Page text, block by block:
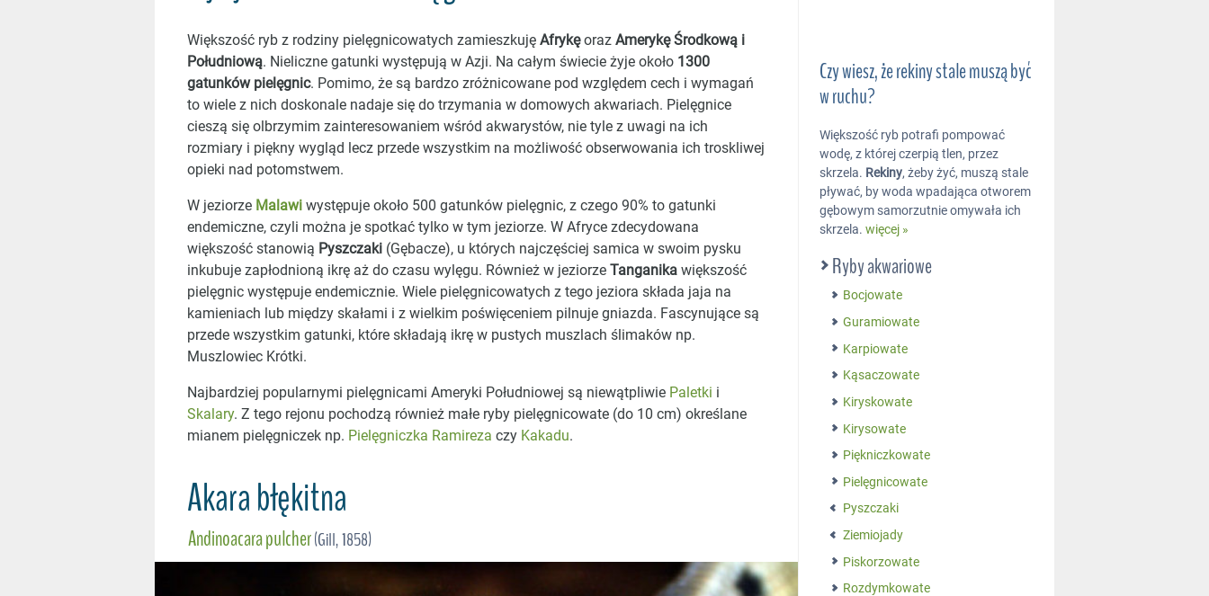
Większość ryb z rodziny pielęgnicowatych zamieszkuję Afrykęoraz Amerykę Środkową i
Południową. Nieliczne gatunki występują w Azji. Na całym świecie żyje około1300
gatunków pielęgnic. Pomimo, że są bardzo zróżnicowane pod względem cech i wymagań
to wiele z nich doskonale nadaje się do trzymania w domowych akwariach. Pielęgnice
cieszą się olbrzymim zainteresowaniem wśród akwarystów, nie tyle z uwagi na ich
rozmiary i piękny wygląd lecz przede wszystkim na możliwość obserwowania ich troskliwej
opieki nad potomstwem.
W jeziorze Malawiwystępuje około 500 gatunków pielęgnic, z czego 90% to gatunki
endemiczne, czyli można je spotkać tylko w tym jeziorze. W Afryce zdecydowana
większość stanowią Pyszczaki(Gębacze), u których najczęściej samica w swoim pysku
inkubuje zapłodnioną ikrę aż do czasu wylęgu. Również w jeziorze Tanganikawiększość
pielęgnic występuje endemicznie. Wiele pielęgnicowatych z tego jeziora składa jaja na
kamieniach lub między skałami i z wielkim poświęceniem pilnuje gniazda. Fascynujące są
przede wszystkim gatunki, które składają ikrę w pustych muszlach ślimaków np.
Muszlowiec Krótki.
Najbardziej popularnymi pielęgnicami Ameryki Południowej są niewątpliwie Paletki i
Skalary. Z tego rejonu pochodzą również małe ryby pielęgnicowate (do 10 cm) określane
mianem pielęgniczek np. Pielęgniczka Ramireza czy Kakadu.
Akara błękitna
Andinoacara pulcher(Gill, 1858)
Czy wiesz, że rekiny stale muszą być
w ruchu?
Większość ryb potrafi pompować
wodę, z której czerpią tlen, przez
skrzela. Rekiny, żeby żyć, muszą stale
pływać, by woda wpadająca otworem
gębowym samorzutnie omywała ich
skrzela. więcej »
Ryby akwariowe
Bocjowate
Guramiowate
Karpiowate
Kąsaczowate
Kiryskowate
Kirysowate
Piękniczkowate
Pielęgnicowate
Pyszczaki
Ziemiojady
Piskorzowate
Rozdymkowate